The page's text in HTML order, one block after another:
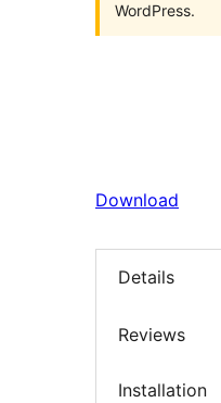
WordPress.
Download
Details
Reviews
Installation